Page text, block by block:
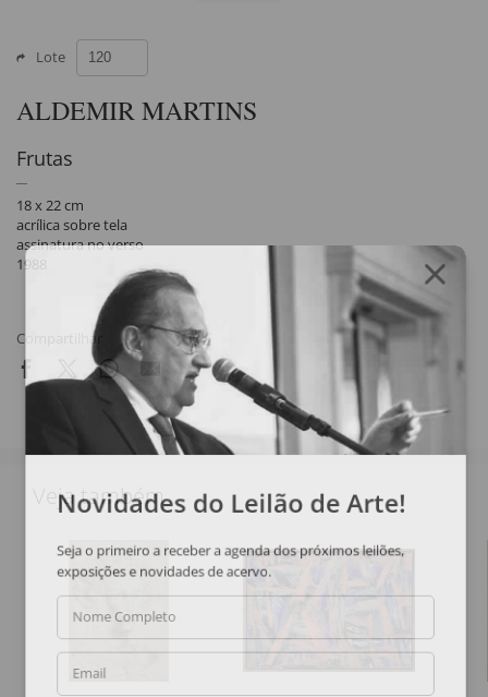
Lote
ALDEMIR MARTINS
Frutas
18 x 22 cm
acrílica sobre tela
assinatura no verso
1988
Compartilhar
Veja também
Novidades do Leilão de Arte!
Seja o primeiro a receber a agenda dos próximos leilões,
exposições e novidades de acervo.
Nome Completo
Email